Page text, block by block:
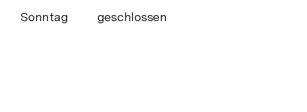
Sonntag
geschlossen